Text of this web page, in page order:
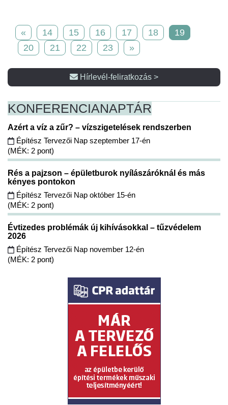
« 14 15 16 17 18
19
20
21 22 23 »
Hírlevél-feliratkozás >
KONFERENCIANAPTÁR
Azért a víz a zűr? – vízszigetelések rendszerben
Építész Tervezői Nap szeptember 17-én
(MÉK: 2 pont)
Rés a pajzson – épületburok nyílászáróknál és más
kényes pontokon
Építész Tervezői Nap október 15-én
(MÉK: 2 pont)
Évtizedes problémák új kihívásokkal – tűzvédelem
2026
Építész Tervezői Nap november 12-én
(MÉK: 2 pont)